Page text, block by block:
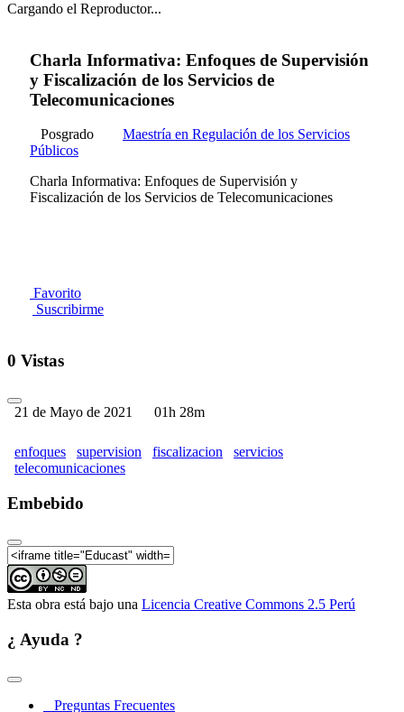
Cargando el Reproductor...
Charla Informativa: Enfoques de Supervisión
y Fiscalización de los Servicios de
Telecomunicaciones
Posgrado
Maestría en Regulación de los Servicios
Públicos
Charla Informativa: Enfoques de Supervisión y
Fiscalización de los Servicios de Telecomunicaciones
Favorito
Suscribirme
0 Vistas
21 de Mayo de 2021 01h 28m
enfoques supervision fiscalizacion
servicios
telecomunicaciones
Embebido
Esta obra está bajo una Licencia Creative Commons 2.5 Perú
¿ Ayuda ?
Preguntas Frecuentes